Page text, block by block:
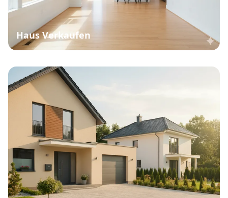
Haus Verkaufen